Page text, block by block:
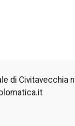
di Civitavecchia